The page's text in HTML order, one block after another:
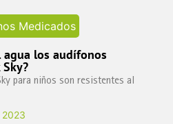
Medicados
agua los audífonos
para niños son resistentes al
2023